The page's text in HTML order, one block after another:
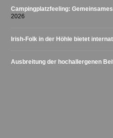
Campingplatzfeeling:
2026
Irish-Folk in der Höhle bietet
Ausbreitung der hochallergenen